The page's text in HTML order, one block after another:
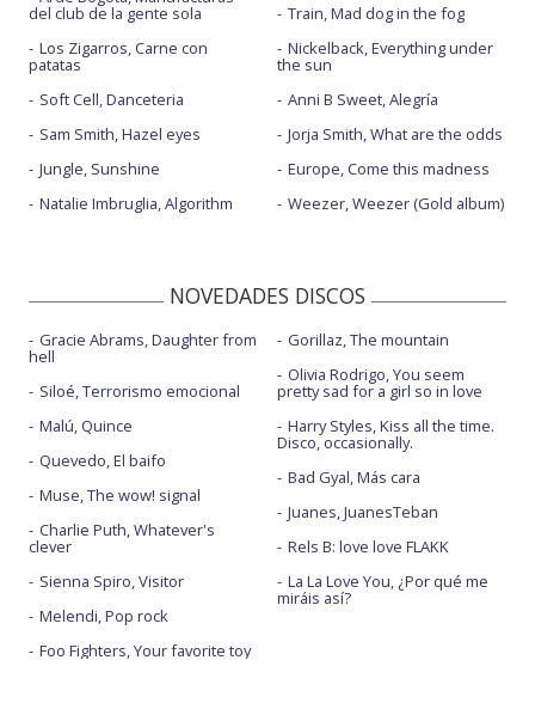
del club de la gente sola
Los Zigarros, Carne con
patatas
Soft Cell, Danceteria
Sam Smith, Hazel eyes
Jungle, Sunshine
Natalie Imbruglia, Algorithm
Train, Mad dog in the fog
Nickelback, Everything under
the sun
Anni B Sweet, Alegría
Jorja Smith, What are the odds
Europe, Come this madness
Weezer, Weezer (Gold album)
NOVEDADES DISCOS
Gracie Abrams, Daughter from
hell
Siloé, Terrorismo emocional
Malú, Quince
Quevedo, El baifo
Muse, The wow! signal
Charlie Puth, Whatever's
clever
Sienna Spiro, Visitor
Melendi, Pop rock
Foo Fighters, Your favorite toy
Gorillaz, The mountain
Olivia Rodrigo, You seem
pretty sad for a girl so in love
Harry Styles, Kiss all the time.
Disco, occasionally.
Bad Gyal, Más cara
Juanes, JuanesTeban
Rels B: love love FLAKK
La La Love You, ¿Por qué me
miráis así?